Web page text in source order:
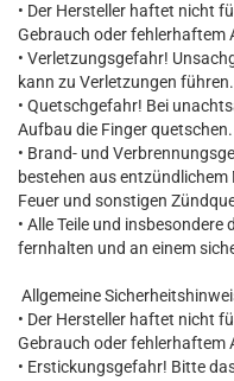
• Der Hersteller haftet nicht
Gebrauch oder fehlerhaftem
• Verletzungsgefahr!
kann zu Verletzungen führen.
• Quetschgefahr! Bei
Aufbau die Finger quetschen.
• Brand- und
bestehen aus
Feuer und sonstigen
• Alle Teile und
fernhalten und an einem
Allgemeine
• Der Hersteller haftet nicht
Gebrauch oder fehlerhaftem
• Erstickungsgefahr! Bitte